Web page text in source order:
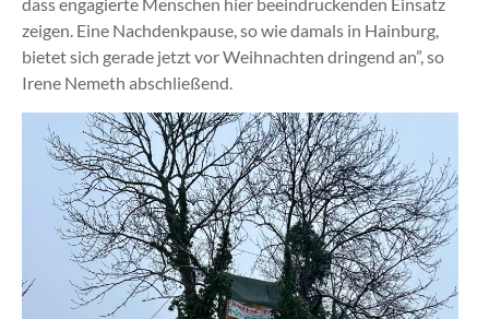
zeigen. Eine Nachdenkpause, so wie damals in Hainburg,
bietet sich gerade jetzt vor Weihnachten dringend an”, so
Irene Nemeth abschließend.